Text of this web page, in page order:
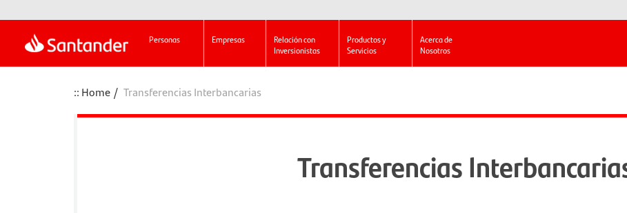
Personas Empresas
Relación con
Inversionistas
Productos y
Servicios
Acerca de
Nosotros
Home Transferencias Interbancarias
Transferencias